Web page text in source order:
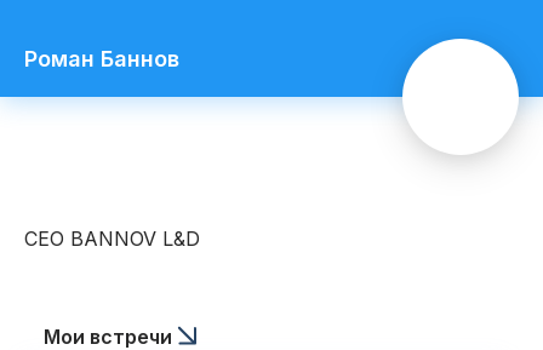
Роман Баннов
CEO BANNOV L&D
Мои встречи